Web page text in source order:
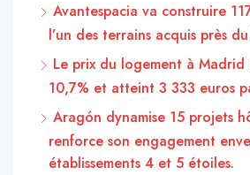
Avantespacia va construire
l’un des terrains acquis près
Le prix du logement à
10,7% et atteint 3 333 euros
Aragón dynamise 15 projets
renforce son engagement
établissements 4 et 5 étoiles.